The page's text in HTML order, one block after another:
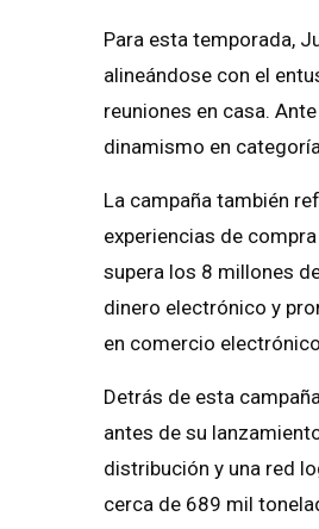
Para esta temporada,
alineándose con el
reuniones en casa.
dinamismo en
La campaña también
experiencias de
supera los 8 millones
dinero electrónico y
en comercio
Detrás de esta
antes de su
distribución y una red
cerca de 689 mil